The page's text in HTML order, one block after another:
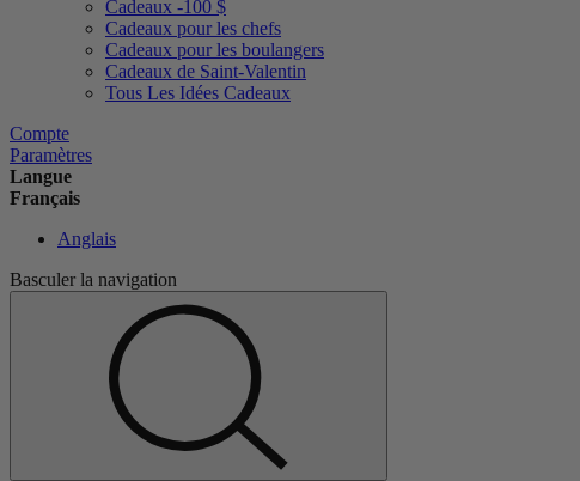
Cadeaux -100 $
Cadeaux pour les chefs
Cadeaux pour les boulangers
Cadeaux de Saint-Valentin
Tous Les Idées Cadeaux
Compte
Paramètres
Langue
Français
Anglais
Basculer la navigation